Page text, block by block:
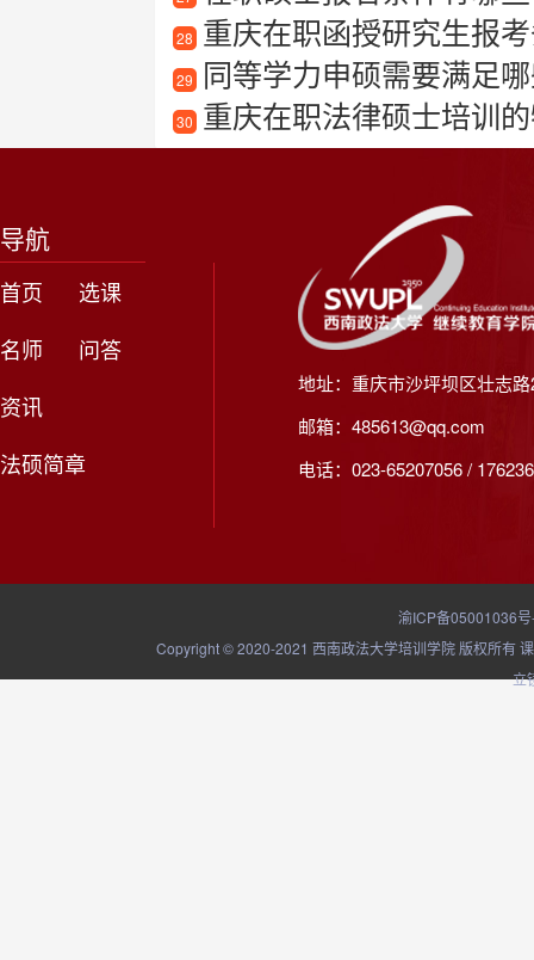
28 重庆在职函授研究生报
29 同等学力申硕需要满足
30 重庆在职法律硕士培训
导航
首页
选课
名师
问答
资讯
法硕简章
地址：重庆市沙坪坝区壮志
邮箱：485613@qq.com
电话：023-65207056 /
渝ICP备05001036
Copyright © 2020-2021 西南政法大学培训学院 版权所有
立